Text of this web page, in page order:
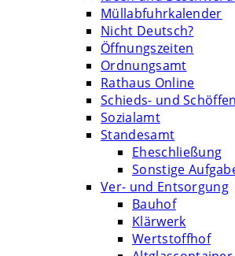
Müllabfuhrkalender
Nicht Deutsch?
Öffnungszeiten
Ordnungsamt
Rathaus Online
Schieds- und
Sozialamt
Standesamt
Eheschließung
Sonstige
Ver- und Entsorgung
Bauhof
Klärwerk
Wertstoffhof